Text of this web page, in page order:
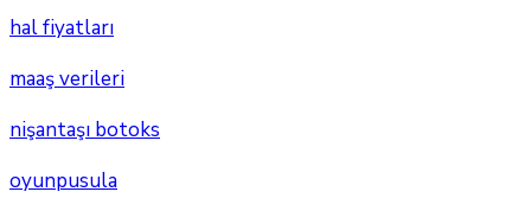
hal fiyatları
maaş verileri
nişantaşı botoks
oyunpusula